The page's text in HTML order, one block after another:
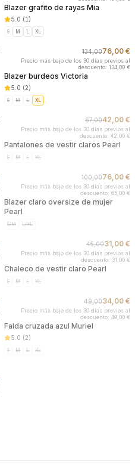
Blazer grafito de rayas Mia
5.0 (1 )
S M L XL
134,0076,00 €
Precio más bajo de los 30 días previos al
descuento: 134,00 €
Blazer burdeos Victoria
5.0 (2)
S M L XL
67,0042,00 €
Precio más bajo de los 30 días previos al
descuento: 42,00 €
Pantalones de vestir claros Pearl
S M L XL
100,0076,00 €
Precio más bajo de los 30 días previos al
descuento: 65,00 €
Blazer claro oversize de mujer
Pearl
S/M L/XL
45,0031,00 €
Precio más bajo de los 30 días previos al
descuento: 31,00 €
Chaleco de vestir claro Pearl
S M L XL
49,0034,00 €
Precio más bajo de los 30 días previos al
descuento: 49,00 €
Falda cruzada azul Muriel
5.0 (2)
S M L XL